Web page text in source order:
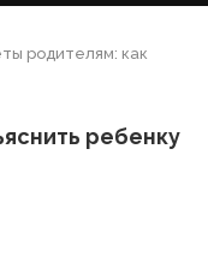
родителям: как
ребенку